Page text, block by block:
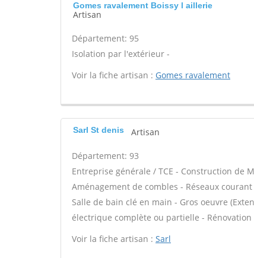
Gomes ravalement Boissy l aillerie
Artisan
Département: 95
Isolation par l'extérieur -
Voir la fiche artisan : Gomes ravalement
Sarl St denis Artisan
Département: 93
Entreprise générale / TCE - Construction de
Aménagement de combles - Réseaux
Salle de bain clé en main - Gros oeuvre
électrique complète ou partielle -
Voir la fiche artisan : Sarl